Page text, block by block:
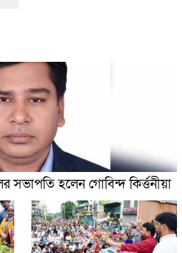
সভাপতি হলেন গোবিন্দ কির্ত্তনীয়া